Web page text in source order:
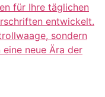
für Ihre täglichen
entwickelt.
sondern
neue Ära der